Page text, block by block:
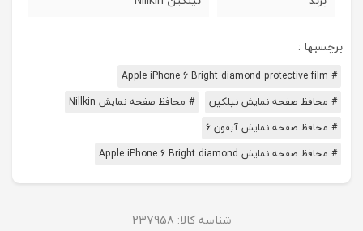
برچسبها :
# Apple iPhone 6 Bright diamond protective film
# محافظ صفحه نمایش نیلکین
# محافظ صفحه نمایش Nillkin
# محافظ صفحه نمایش آیفون 6
# محافظ صفحه نمایش Apple iPhone 6 Bright diamond
شناسه کالا: 237958